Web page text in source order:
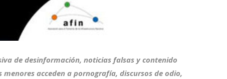
de desinformación, noticias falsas y contenido
acceden a pornografía, discursos de odio,